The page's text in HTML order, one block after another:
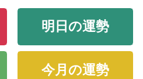
明日の運勢
今月の運勢